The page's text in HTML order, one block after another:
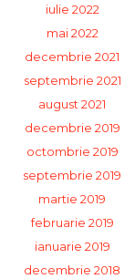
iulie 2022
mai 2022
decembrie 2021
septembrie 2021
august 2021
decembrie 2019
octombrie 2019
septembrie 2019
martie 2019
februarie 2019
ianuarie 2019
decembrie 2018